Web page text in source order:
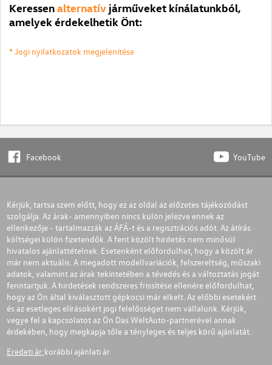
Keressenalternatív járműveket kínálatunkból,
amelyek érdekelhetik Önt:
* Jogi nyilatkozatok megjelenítése
Facebook YouTube
Kérjük, tartsa szem előtt, hogy ez az oldal az előzetes tájékozódást
szolgálja. Az árak- amennyiben nincs külön jelezve ennek az
ellenkezője - tartalmazzák az ÁFÁ-t és a regisztrációs adót. Az átírás
költségei külön fizetendők. A fent közölt hirdetés nem minősül
hivatalos ajánlattételnek. Esetenként előfordulhat, hogy a közölt ár
már nem aktuális. A megadott modellvariációk, felszereltség, műszaki
adatok, valamint az árak tekintetében a tévedés és a változtatás jogát
fenntartjuk. A hirdetések rendszeres frissítése ellenére előfordulhat,
hogy az Ön által kiválasztott gépkocsi már elkelt. Az előbbi esetekért
és az esetleges elírásokért jogi felelősséget nem vállalunk. Kérjük,
vegye fel a kapcsolatot az Ön Das WeltAuto-partnerével annak
érdekében, hogy megkapja tőle a tényleges és teljes körű ajánlatát.
Eredeti ár:korábbi ajánlati ár